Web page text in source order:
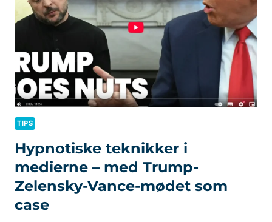
TIPS
Hypnotiske teknikker i
medierne – med Trump-
Zelensky-Vance-mødet som
case